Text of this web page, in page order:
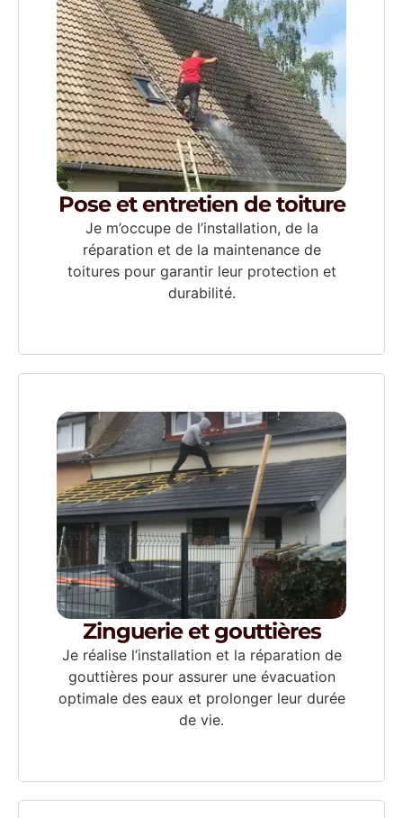
Pose et entretien de toiture
Je m’occupe de l’installation, de la
réparation et de la maintenance de
toitures pour garantir leur protection et
durabilité.
Zinguerie et gouttières
Je réalise l’installation et la réparation de
gouttières pour assurer une évacuation
optimale des eaux et prolonger leur durée
de vie.